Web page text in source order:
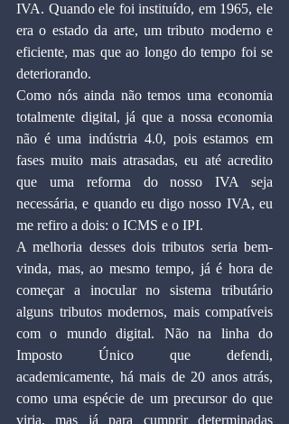
IVA. Quando ele foi instituído, em 1965, ele
era o estado da arte, um tributo moderno e
eficiente, mas que ao longo do tempo foi se
deteriorando.
Como nós ainda não temos uma economia
totalmente digital, já que a nossa economia
não é uma indústria 4.0, pois estamos em
fases muito mais atrasadas, eu até acredito
que uma reforma do nosso IVA seja
necessária, e quando eu digo nosso IVA, eu
me refiro a dois: o ICMS e o IPI.
A melhoria desses dois tributos seria bem-
vinda, mas, ao mesmo tempo, já é hora de
começar a inocular no sistema tributário
alguns tributos modernos, mais compatíveis
com o mundo digital. Não na linha do
Imposto Único que defendi,
academicamente, há mais de 20 anos atrás,
como uma espécie de um precursor do que
viria, mas já para cumprir determinadas